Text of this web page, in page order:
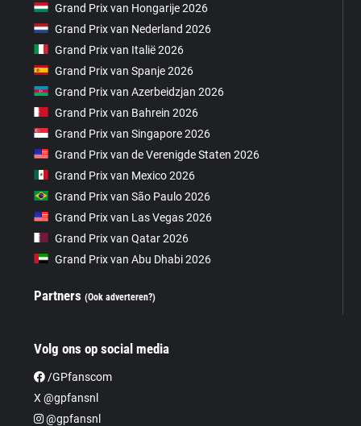
Grand Prix van Hongarije 2026
Grand Prix van Nederland 2026
Grand Prix van Italië 2026
Grand Prix van Spanje 2026
Grand Prix van Azerbeidzjan 2026
Grand Prix van Bahrein 2026
Grand Prix van Singapore 2026
Grand Prix van de Verenigde Staten 2026
Grand Prix van Mexico 2026
Grand Prix van São Paulo 2026
Grand Prix van Las Vegas 2026
Grand Prix van Qatar 2026
Grand Prix van Abu Dhabi 2026
Partners(Ook adverteren?)
Volg ons op social media
/GPfanscom
X @gpfansnl
@gpfansnl